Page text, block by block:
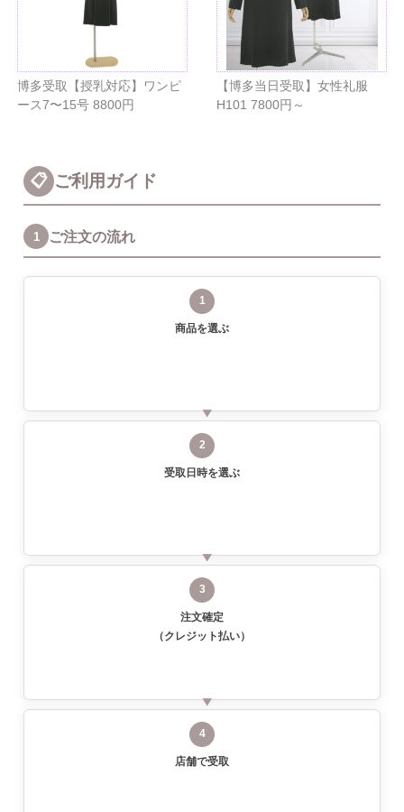
博多受取【授乳対応】ワンピ
ース7〜15号 8800円
【博多当日受取】女性礼服
H101 7800円～
📋 ご利用ガイド
1 ご注文の流れ
1
商品を選ぶ
2
受取日時を選ぶ
3
注文確定
（クレジット払い）
4
店舗で受取